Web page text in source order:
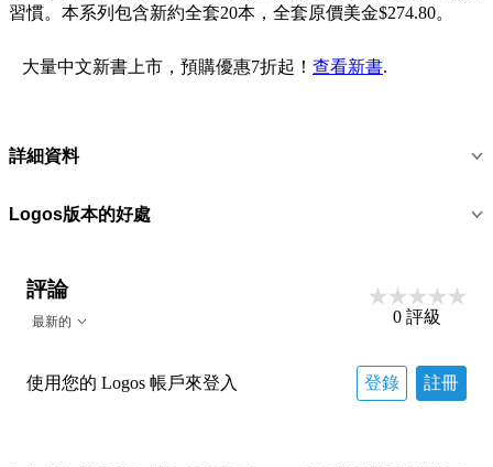
習慣。本系列包含新約全套20本，全套原價美金$274.80。
大量中文新書上市，預購優惠7折起！ 查看新書.
詳細資料
Logos版本的好處
評論
最新的 0 評級
使用您的 Logos 帳戶來登入 登錄 註冊